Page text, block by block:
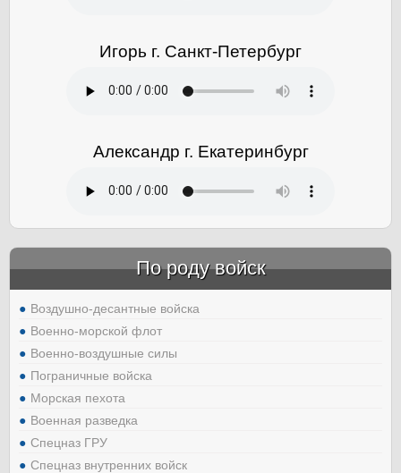
Игорь г. Санкт-Петербург
Александр г. Екатеринбург
По роду войск
Воздушно-десантные войска
Военно-морской флот
Военно-воздушные силы
Пограничные войска
Морская пехота
Военная разведка
Спецназ ГРУ
Спецназ внутренних войск